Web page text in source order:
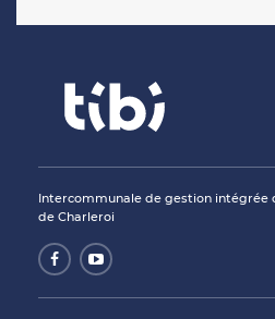
Intercommunale de gestion intégrée
de Charleroi